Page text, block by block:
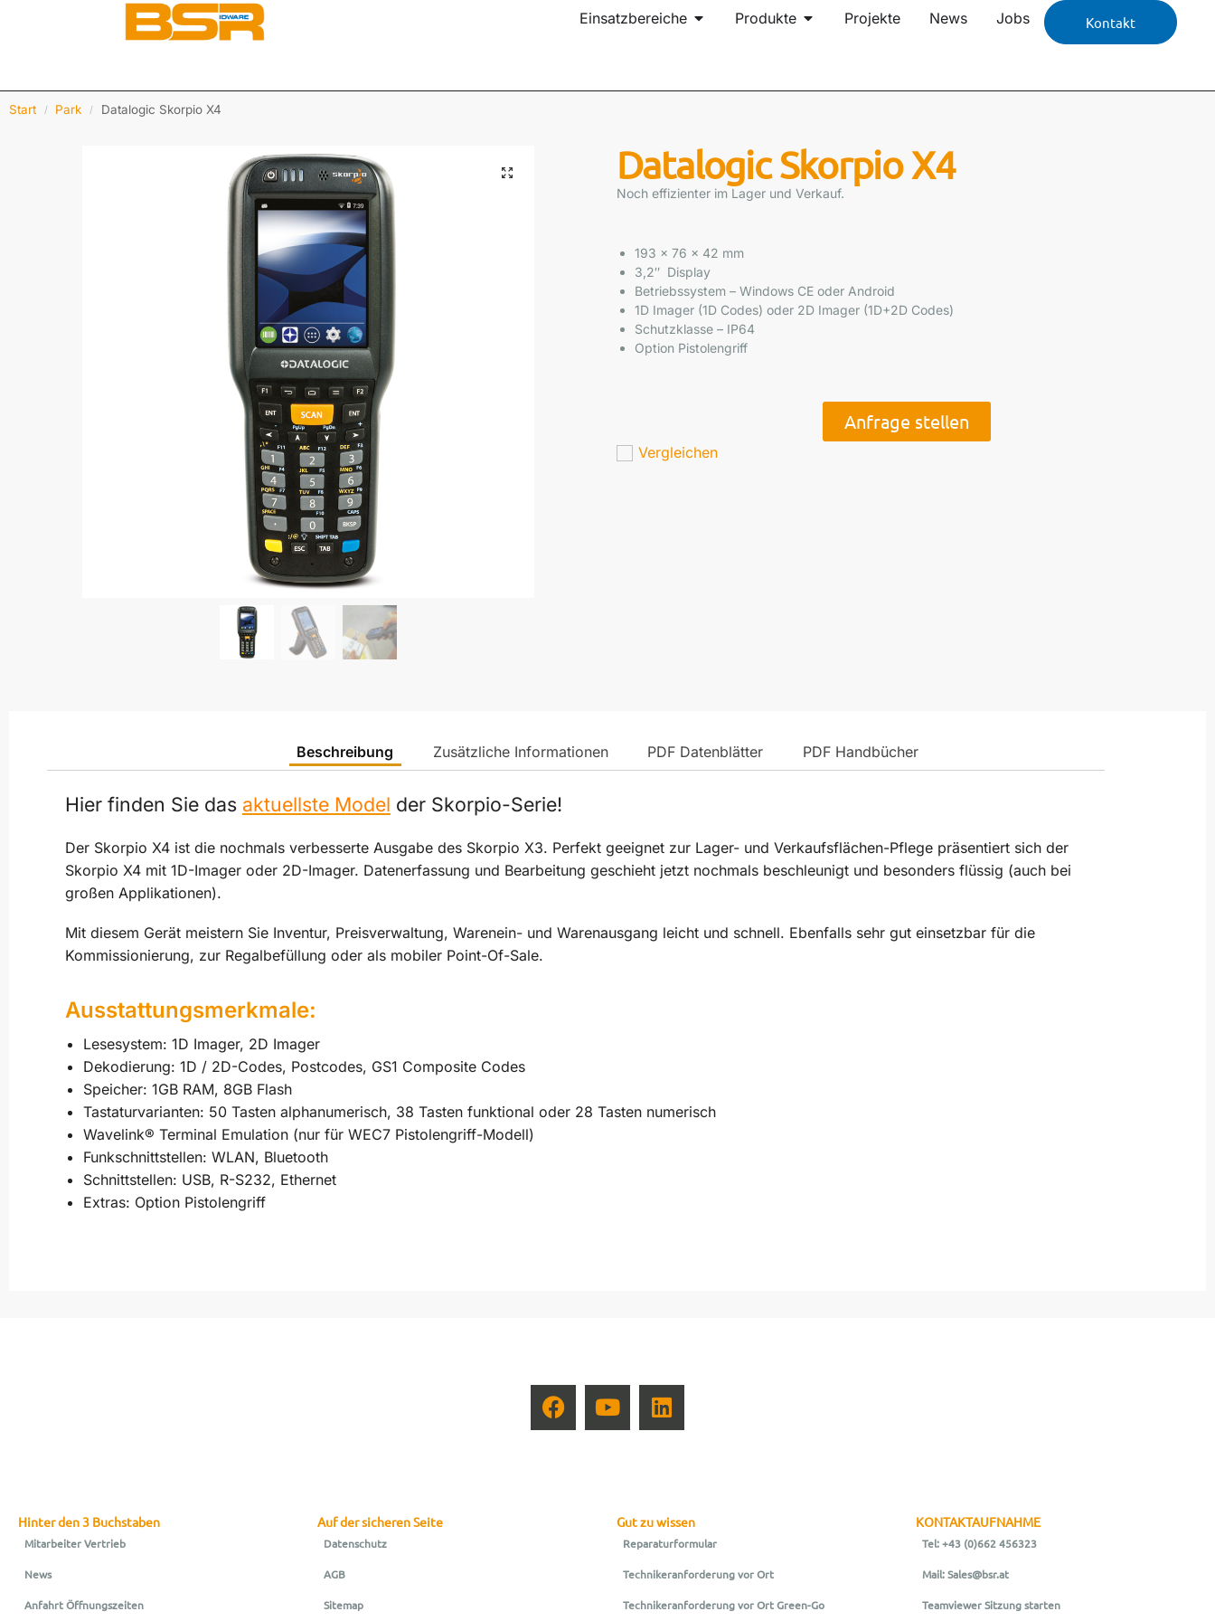
Einsatzbereiche Produkte Projekte News Jobs Kontakt
Start / Park / Datalogic Skorpio X4
Datalogic Skorpio X4
Noch effizienter im Lager und Verkauf.
193 x 76 x 42 mm
3,2″ Display
Betriebssystem – Windows CE oder Android
1D Imager (1D Codes) oder 2D Imager (1D+2D Codes)
Schutzklasse – IP64
Option Pistolengriff
Anfrage stellen
Vergleichen
Beschreibung Zusätzliche Informationen PDF Datenblätter PDF Handbücher
Hier finden Sie das aktuellste Model der Skorpio-Serie!
Der Skorpio X4 ist die nochmals verbesserte Ausgabe des Skorpio X3. Perfekt geeignet zur Lager- und Verkaufsflächen-Pflege präsentiert sich der
Skorpio X4 mit 1D-Imager oder 2D-Imager. Datenerfassung und Bearbeitung geschieht jetzt nochmals beschleunigt und besonders flüssig (auch bei
großen Applikationen).
Mit diesem Gerät meistern Sie Inventur, Preisverwaltung, Warenein- und Warenausgang leicht und schnell. Ebenfalls sehr gut einsetzbar für die
Kommissionierung, zur Regalbefüllung oder als mobiler Point-Of-Sale.
Ausstattungsmerkmale:
Lesesystem: 1D Imager, 2D Imager
Dekodierung: 1D / 2D-Codes, Postcodes, GS1 Composite Codes
Speicher: 1GB RAM, 8GB Flash
Tastaturvarianten: 50 Tasten alphanumerisch, 38 Tasten funktional oder 28 Tasten numerisch
Wavelink® Terminal Emulation (nur für WEC7 Pistolengriff-Modell)
Funkschnittstellen: WLAN, Bluetooth
Schnittstellen: USB, R-S232, Ethernet
Extras: Option Pistolengriff
Hinter den 3 Buchstaben
Mitarbeiter Vertrieb
News
Anfahrt Öffnungszeiten
Auf der sicheren Seite
Datenschutz
AGB
Sitemap
Gut zu wissen
Reparaturformular
Technikeranforderung vor Ort
Technikeranforderung vor Ort Green-Go
KONTAKTAUFNAHME
Tel: +43 (0)662 456323
Mail: Sales@bsr.at
Teamviewer Sitzung starten